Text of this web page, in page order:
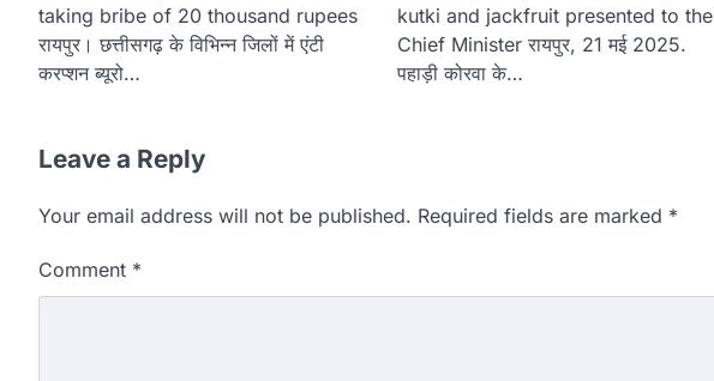
taking bribe of 20 thousand rupees
रायपुर। छत्तीसगढ़ के विभिन्न जिलों में एंटी
करप्शन ब्यूरो…
kutki and jackfruit presented to the
Chief Minister रायपुर, 21 मई 2025.
पहाड़ी कोरवा के…
Leave a Reply
Your email address will not be published. Required fields are marked *
Comment *